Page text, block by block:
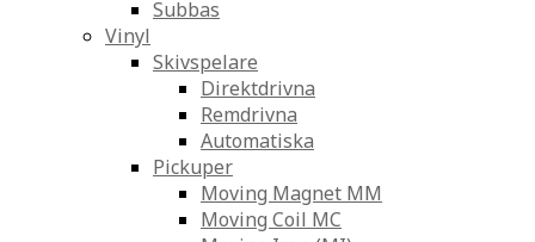
Subbas
Vinyl
Skivspelare
Direktdrivna
Remdrivna
Automatiska
Pickuper
Moving Magnet MM
Moving Coil MC